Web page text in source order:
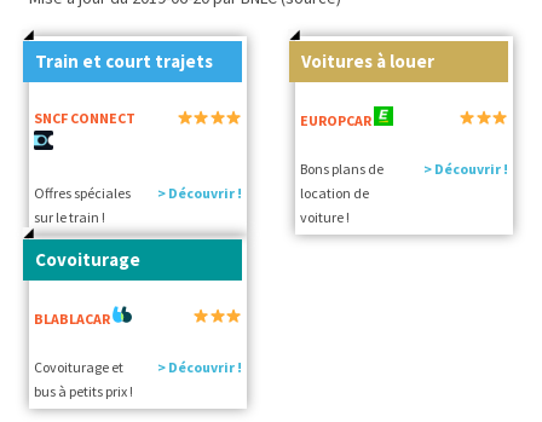
Train et court trajets
SNCF CONNECT
Offres spéciales
sur le train !
> Découvrir !
Voitures à louer
EUROPCAR
Bons plans de
location de
voiture !
> Découvrir !
Covoiturage
BLABLACAR
Covoiturage et
bus à petits prix !
> Découvrir !